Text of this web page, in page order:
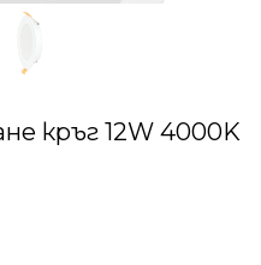
кръг 12W 4000K